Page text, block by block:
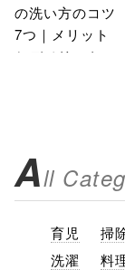
All
育児 掃
洗濯
料